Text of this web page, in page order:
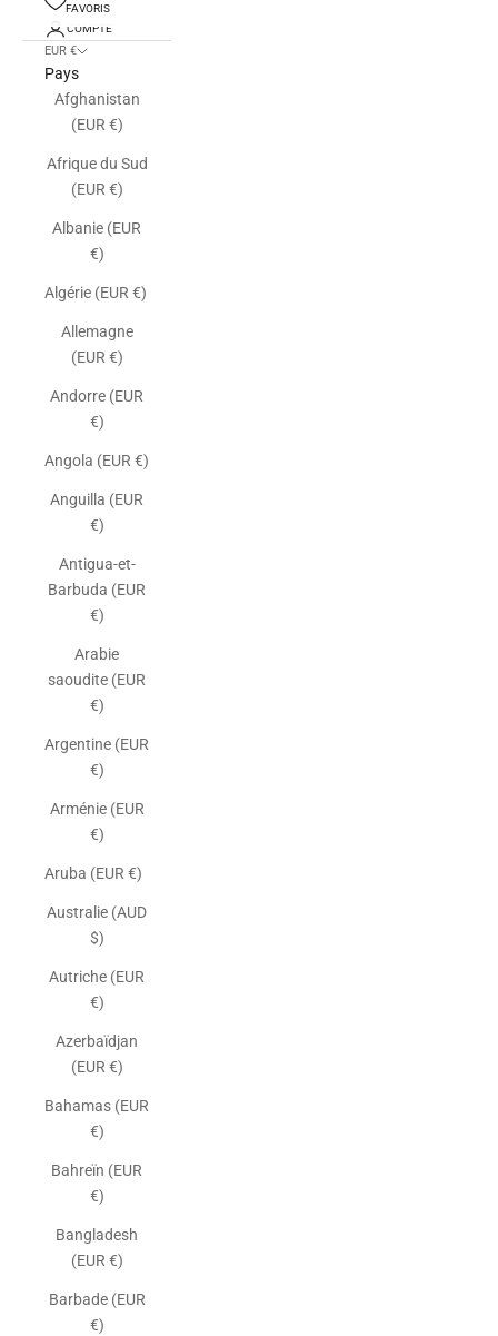
FAVORIS
COMPTE
EUR €
Pays
Afghanistan
(EUR €)
Afrique du Sud
(EUR €)
Albanie (EUR
€)
Algérie (EUR €)
Allemagne
(EUR €)
Andorre (EUR
€)
Angola (EUR €)
Anguilla (EUR
€)
Antigua-et-
Barbuda (EUR
€)
Arabie
saoudite (EUR
€)
Argentine (EUR
€)
Arménie (EUR
€)
Aruba (EUR €)
Australie (AUD
$)
Autriche (EUR
€)
Azerbaïdjan
(EUR €)
Bahamas (EUR
€)
Bahreïn (EUR
€)
Bangladesh
(EUR €)
Barbade (EUR
€)